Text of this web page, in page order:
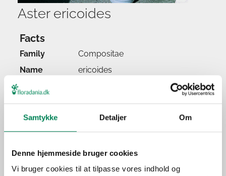
Samtykke Detaljer Om
Denne hjemmeside bruger cookies
Vi bruger cookies til at tilpasse vores indhold og
Aster ericoides
Facts
Family
Compositae
Name
ericoides
Watering
Feeding
Location
Light
Origin